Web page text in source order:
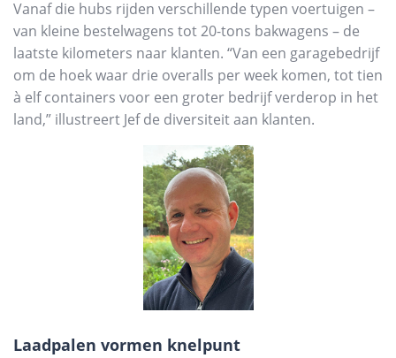
Vanaf die hubs rijden verschillende typen voertuigen –
van kleine bestelwagens tot 20-tons bakwagens – de
laatste kilometers naar klanten. “Van een garagebedrijf
om de hoek waar drie overalls per week komen, tot tien
à elf containers voor een groter bedrijf verderop in het
land,” illustreert Jef de diversiteit aan klanten.
Laadpalen vormen knelpunt